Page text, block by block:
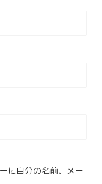
に自分の名前、メー